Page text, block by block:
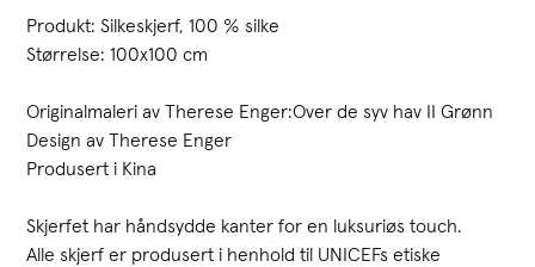
Produkt: Silkeskjerf, 100 % silke
Størrelse: 100x100 cm
Originalmaleri av Therese Enger:Over de syv hav II Grønn
Design av Therese Enger
Produsert i Kina
Skjerfet har håndsydde kanter for en luksuriøs touch.
Alle skjerf er produsert i henhold til UNICEFs etiske